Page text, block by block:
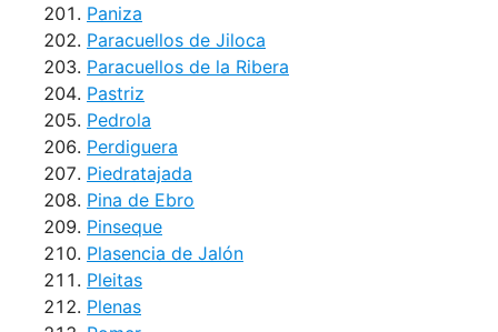
Paniza
Paracuellos de Jiloca
Paracuellos de la Ribera
Pastriz
Pedrola
Perdiguera
Piedratajada
Pina de Ebro
Pinseque
Plasencia de Jalón
Pleitas
Plenas